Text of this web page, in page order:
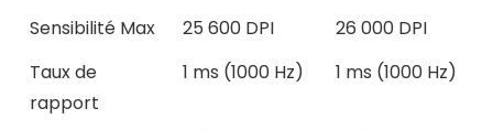
Sensibilité Max
25 600 DPI
26 000 DPI
Taux de
rapport
1 ms (1000 Hz) 1 ms (1000 Hz)